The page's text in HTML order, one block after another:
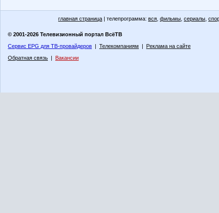
главная страница | телепрограмма: вся фильмы сериалы
© 2001-2026 Телевизионный портал ВсёТВ
Сервис EPG для ТВ-провайдеров | Телекомпаниям | Реклама на сайте
Обратная связь | Вакансии